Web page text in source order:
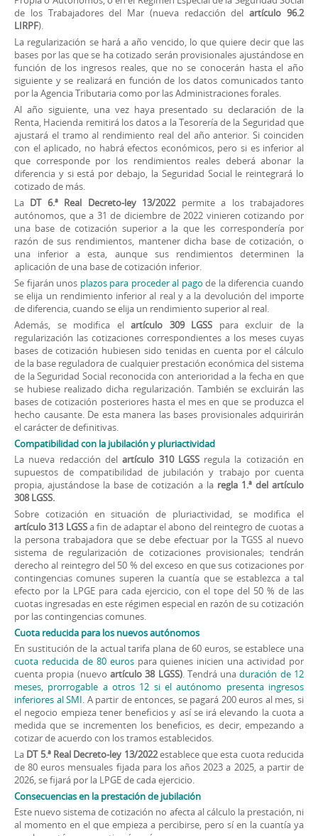
de los Trabajadores del Mar (nueva redacción delartículo 96.2
LIRPF).
La regularización se hará a año vencido, lo que quiere decir que las
bases por las que se ha cotizado serán provisionales ajustándose en
función de los ingresos reales, que no se conocerán hasta el año
siguiente y se realizará en función de los datos comunicados tanto
por la Agencia Tributaria como por las Administraciones forales.
Al año siguiente, una vez haya presentado su declaración de la
Renta, Hacienda remitirá los datos a la Tesorería de la Seguridad que
ajustará el tramo al rendimiento real del año anterior. Si coinciden
con el aplicado, no habrá efectos económicos, pero si es inferior al
que corresponde por los rendimientos reales deberá abonar la
diferencia y si está por debajo, la Seguridad Social le reintegrará lo
cotizado de más.
La DT 6.ª Real Decreto-ley 13/2022permite a los trabajadores
autónomos, que a 31 de diciembre de 2022 vinieren cotizando por
una base de cotización superior a la que les correspondería por
razón de sus rendimientos, mantener dicha base de cotización, o
una inferior a esta, aunque sus rendimientos determinen la
aplicación de una base de cotización inferior.
Se fijarán unos plazos para proceder al pago de la diferencia cuando
se elija un rendimiento inferior al real y a la devolución del importe
de diferencia, cuando se elija un rendimiento superior al real.
Además, se modifica el artículo 309 LGSS para excluir de la
regularización las cotizaciones correspondientes a los meses cuyas
bases de cotización hubiesen sido tenidas en cuenta por el cálculo
de la base reguladora de cualquier prestación económica del sistema
de la Seguridad Social reconocida con anterioridad a la fecha en que
se hubiese realizado dicha regularización. También se excluirán las
bases de cotización posteriores hasta el mes en que se produzca el
hecho causante. De esta manera las bases provisionales adquirirán
el carácter de definitivas.
Compatibilidad con la jubilación y pluriactividad
La nueva redacción delartículo 310 LGSSregula la cotización en
supuestos de compatibilidad de jubilación y trabajo por cuenta
propia, ajustándose la base de cotización a la regla 1.ª del artículo
308 LGSS.
Sobre cotización en situación de pluriactividad, se modifica el
artículo 313 LGSSa fin de adaptar el abono del reintegro de cuotas a
la persona trabajadora que se debe efectuar por la TGSS al nuevo
sistema de regularización de cotizaciones provisionales; tendrán
derecho al reintegro del 50 % del exceso en que sus cotizaciones por
contingencias comunes superen la cuantía que se establezca a tal
efecto por la LPGE para cada ejercicio, con el tope del 50 % de las
cuotas ingresadas en este régimen especial en razón de su cotización
por las contingencias comunes.
Cuota reducida para los nuevos autónomos
En sustitución de la actual tarifa plana de 60 euros, se establece una
cuota reducida de 80 euros para quienes inicien una actividad por
cuenta propia (nuevo artículo 38 LGSS). Tendrá unaduración de 12
meses, prorrogable a otros 12 si el autónomo presenta ingresos
inferiores al SMI. A partir de entonces, se pagará 200 euros al mes, si
el negocio empieza tener beneficios y así se irá elevando la cuota a
medida que se incrementen los beneficios, es decir, empezando a
cotizar de acuerdo con los tramos establecidos.
La DT 5.ª Real Decreto-ley 13/2022establece que esta cuota reducida
de 80 euros mensuales fijada para los años 2023 a 2025, a partir de
2026, se fijará por la LPGE de cada ejercicio.
Consecuencias en la prestación de jubilación
Este nuevo sistema de cotización no afecta al cálculo la prestación, ni
al momento en el que empieza a percibirse, pero sí en la cuantía ya